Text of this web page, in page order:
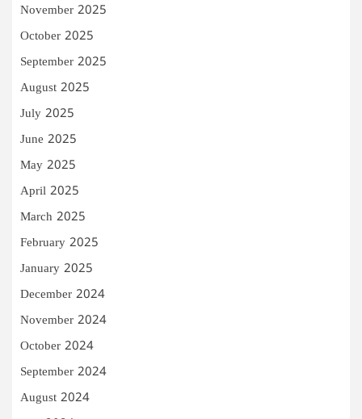
November 2025
October 2025
September 2025
August 2025
July 2025
June 2025
May 2025
April 2025
March 2025
February 2025
January 2025
December 2024
November 2024
October 2024
September 2024
August 2024